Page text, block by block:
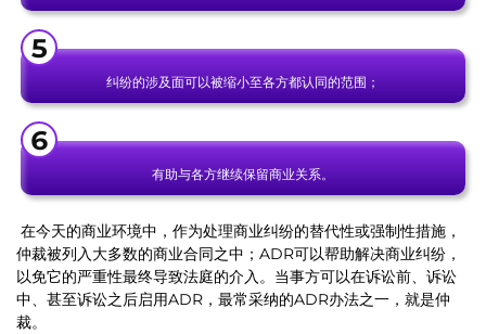
纠纷的涉及面可以被缩小至各方都认同的范围；
有助与各方继续保留商业关系。
在今天的商业环境中，作为处理商业纠纷的替代性或强制性措施，
仲裁被列入大多数的商业合同之中；ADR可以帮助解决商业纠纷，
以免它的严重性最终导致法庭的介入。当事方可以在诉讼前、诉讼
中、甚至诉讼之后启用ADR，最常采纳的ADR办法之一，就是仲
裁。